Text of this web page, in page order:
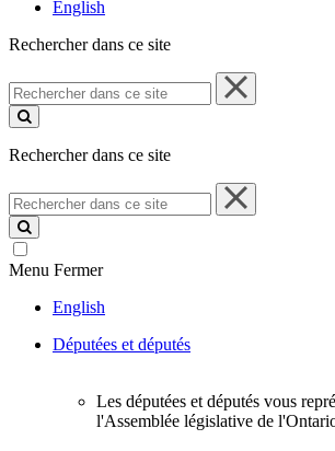
English
Rechercher dans ce site
Rechercher
dans
ce
Rechercher dans ce site
Rechercher
dans
ce
site
Menu Fermer
English
Députées et députés
Les députées et députés vous
l'Assemblée législative de